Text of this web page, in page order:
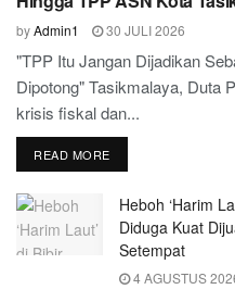
byAdmin1 30 JULI 2026
"TPP Itu Jangan Dijadikan
Dipotong" Tasikmalaya,
krisis fiskal dan...
READ MORE
Heboh ‘Harim
Diduga Kuat
Setempat
4 AGUSTUS